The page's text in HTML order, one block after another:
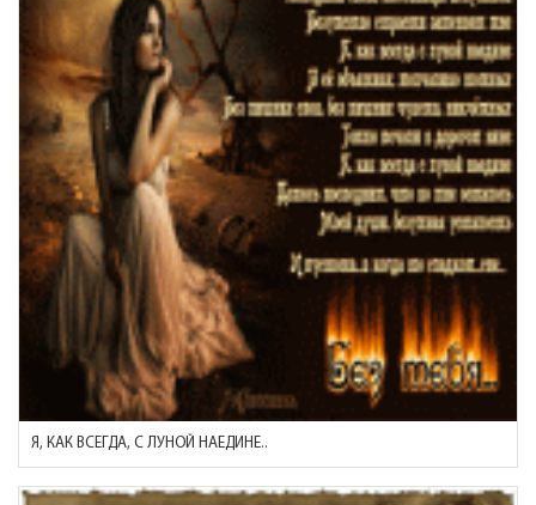
Я, КАК ВСЕГДА, С ЛУНОЙ НАЕДИНЕ..